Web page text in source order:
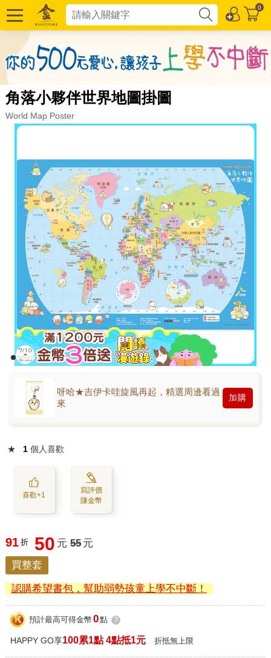
0
角落小夥伴世界地圖掛圖
World Map Poster
呀哈★吉伊卡哇旋風再起，精選周邊看過
來
加購
★ 1 個人喜歡
喜歡+1
寫評價
賺金幣
91 折 50 元 55 元
買整套
認購希望書包，幫助弱勢孩童上學不中斷！
預計最高可得金幣 0點 ?
HAPPY GO享100累1點 4點抵1元 折抵無上限